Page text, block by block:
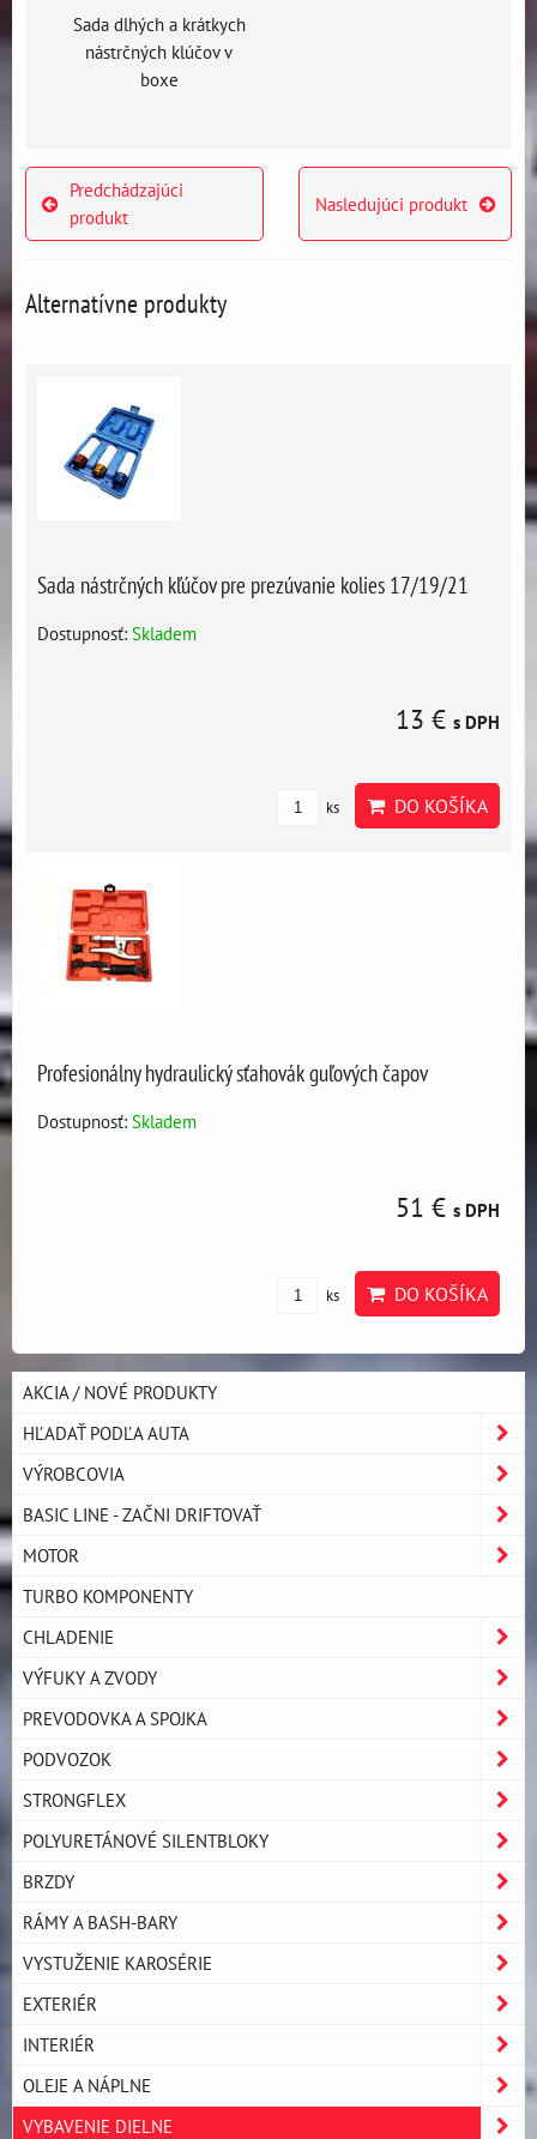
Sada dlhých a krátkych
nástrčných klúčov v
boxe
Predchádzajúci
produkt
Nasledujúci produkt
Alternatívne produkty
Sada nástrčných kľúčov pre prezúvanie kolies 17/19/21
Dostupnosť: Skladem
13 € s DPH
ks DO KOŠÍKA
Profesionálny hydraulický sťahovák guľových čapov
Dostupnosť: Skladem
51 € s DPH
ks DO KOŠÍKA
AKCIA / NOVÉ PRODUKTY
HĽADAŤ PODĽA AUTA
VÝROBCOVIA
BASIC LINE - ZAČNI DRIFTOVAŤ
MOTOR
TURBO KOMPONENTY
CHLADENIE
VÝFUKY A ZVODY
PREVODOVKA A SPOJKA
PODVOZOK
STRONGFLEX
POLYURETÁNOVÉ SILENTBLOKY
BRZDY
RÁMY A BASH-BARY
VYSTUŽENIE KAROSÉRIE
EXTERIÉR
INTERIÉR
OLEJE A NÁPLNE
VYBAVENIE DIELNE